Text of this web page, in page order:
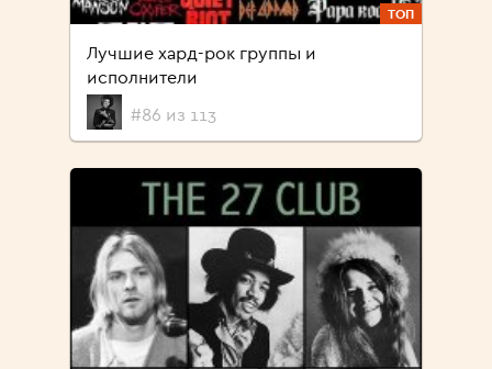
ТОП
Лучшие хард-рок группы и
исполнители
#86 из 113